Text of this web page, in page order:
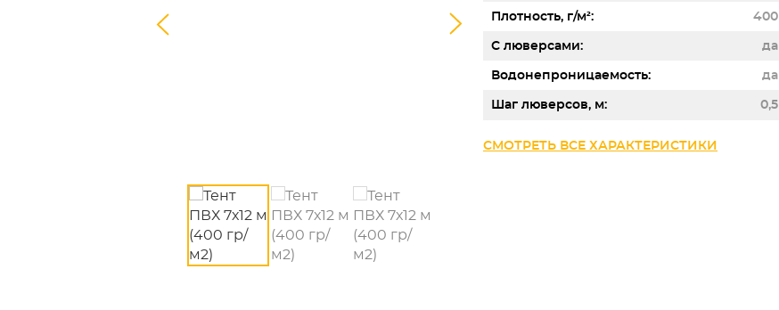
Плотность, г/м² 400
С люверсами да
Водонепроницаемость да
Шаг люверсов, м 0,5
СМОТРЕТЬ ВСЕ ХАРАКТЕРИСТИКИ